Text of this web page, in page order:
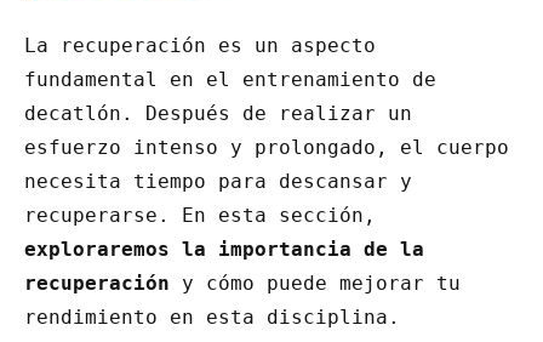
La recuperación es un aspecto
fundamental en el entrenamiento de
decatlón. Después de realizar un
esfuerzo intenso y prolongado, el cuerpo
necesita tiempo para descansar y
recuperarse. En esta sección,
exploraremos la importancia de la
recuperación y cómo puede mejorar tu
rendimiento en esta disciplina.